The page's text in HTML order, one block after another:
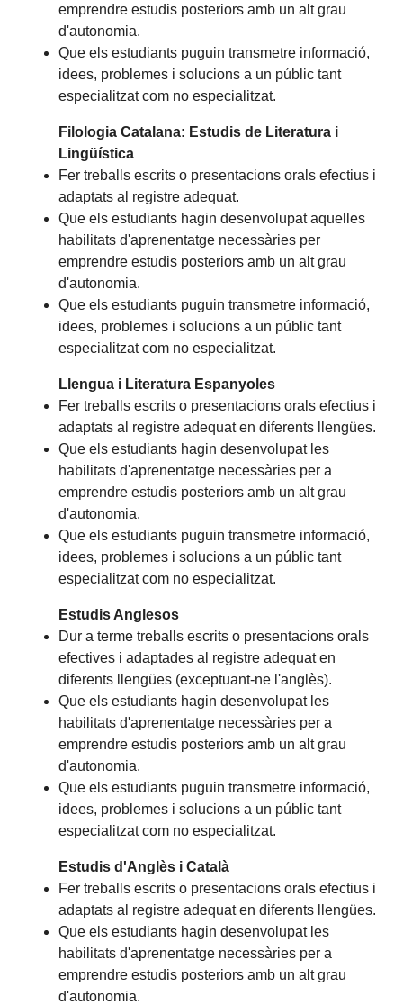
emprendre estudis posteriors amb un alt grau
d'autonomia.
Que els estudiants puguin transmetre informació,
idees, problemes i solucions a un públic tant
especialitzat com no especialitzat.
Filologia Catalana: Estudis de Literatura i
Lingüística
Fer treballs escrits o presentacions orals efectius i
adaptats al registre adequat.
Que els estudiants hagin desenvolupat aquelles
habilitats d'aprenentatge necessàries per
emprendre estudis posteriors amb un alt grau
d'autonomia.
Que els estudiants puguin transmetre informació,
idees, problemes i solucions a un públic tant
especialitzat com no especialitzat.
Llengua i Literatura Espanyoles
Fer treballs escrits o presentacions orals efectius i
adaptats al registre adequat en diferents llengües.
Que els estudiants hagin desenvolupat les
habilitats d'aprenentatge necessàries per a
emprendre estudis posteriors amb un alt grau
d'autonomia.
Que els estudiants puguin transmetre informació,
idees, problemes i solucions a un públic tant
especialitzat com no especialitzat.
Estudis Anglesos
Dur a terme treballs escrits o presentacions orals
efectives i adaptades al registre adequat en
diferents llengües (exceptuant-ne l'anglès).
Que els estudiants hagin desenvolupat les
habilitats d'aprenentatge necessàries per a
emprendre estudis posteriors amb un alt grau
d'autonomia.
Que els estudiants puguin transmetre informació,
idees, problemes i solucions a un públic tant
especialitzat com no especialitzat.
Estudis d'Anglès i Català
Fer treballs escrits o presentacions orals efectius i
adaptats al registre adequat en diferents llengües.
Que els estudiants hagin desenvolupat les
habilitats d'aprenentatge necessàries per a
emprendre estudis posteriors amb un alt grau
d'autonomia.